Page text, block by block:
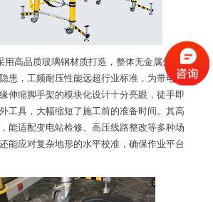
用高品质玻璃钢材质打造，整体无金属外露设
患，工频耐压性能远超行业标准，为带电作
伸缩脚手架的模块化设计十分亮眼，徒手即
工具，大幅缩短了施工前的准备时间。其高
能适配变电站检修、高压线路整改等多种场
能应对复杂地形的水平校准，确保作业平台